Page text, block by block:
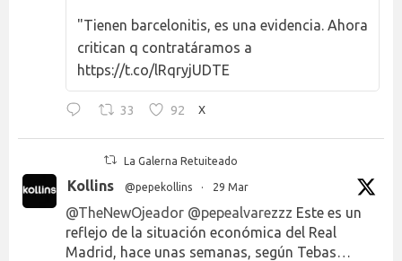
"Tienen barcelonitis, es una evidencia. Ahora
critican q contratáramos a
https://t.co/lRqryjUDTE
33 92 X
La Galerna Retuiteado
Kollins @pepekollins · 29 Mar
@TheNewOjeador @pepealvarezzz Este es un
reflejo de la situación económica del Real
Madrid, hace unas semanas, según Tebas…